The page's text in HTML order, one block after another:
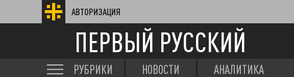
АВТОРИЗАЦИЯ
ПЕРВЫЙ РУССКИЙ
РУБРИКИ НОВОСТИ АНАЛИТИКА